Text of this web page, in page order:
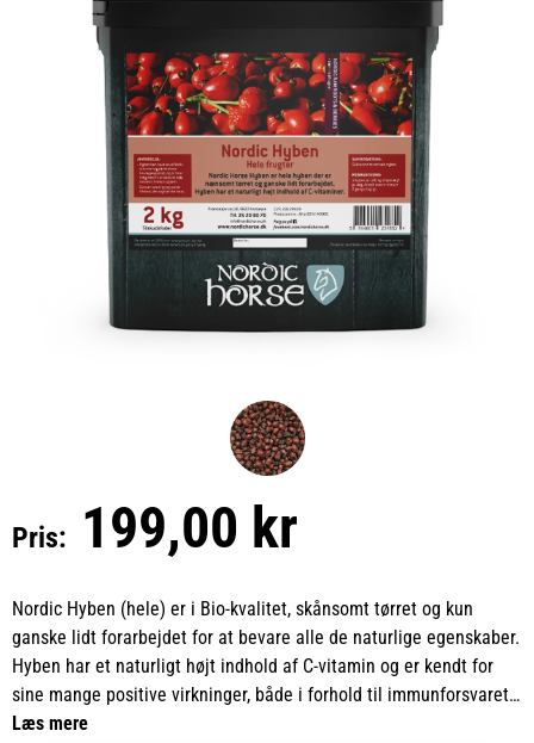
Pris: 199,00 kr
Nordic Hyben (hele) er i Bio-kvalitet, skånsomt tørret og kun
ganske lidt forarbejdet for at bevare alle de naturlige egenskaber.
Hyben har et naturligt højt indhold af C-vitamin og er kendt for
sine mange positive virkninger, både i forhold til immunforsvaret
og bevægeapparatet.
Læs mere